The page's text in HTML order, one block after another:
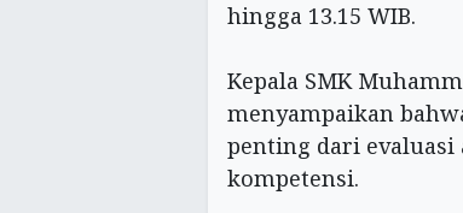
hingga 13.15 WIB.
‎Kepala SMK
menyampaikan
penting dari
kompetensi.